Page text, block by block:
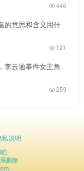
446
的意思和含义用什
121
李云迪事件女主角
259
私说明
删除